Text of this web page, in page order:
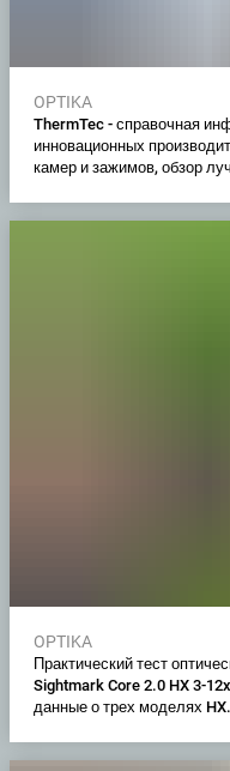
OPTIKA
ThermTec - справочная
инновационных
камер и зажимов, обзор
OPTIKA
Практический тест
Sightmark Core 2.0 HX 3-
данные о трех моделях HX.